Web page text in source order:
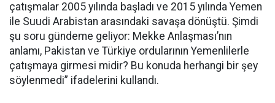
çatışmalar 2005 yılında başladı ve 2015 yılında Yemen
ile Suudi Arabistan arasındaki savaşa dönüştü. Şimdi
şu soru gündeme geliyor: Mekke Anlaşması’nın
anlamı, Pakistan ve Türkiye ordularının Yemenlilerle
çatışmaya girmesi midir? Bu konuda herhangi bir şey
söylenmedi” ifadelerini kullandı.